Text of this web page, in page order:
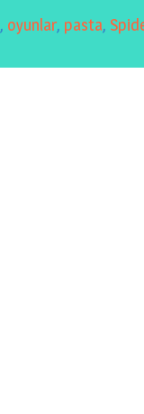
, oyunlar, pasta,